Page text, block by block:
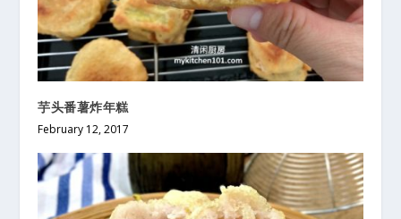
芋头番薯炸年糕
February 12, 2017